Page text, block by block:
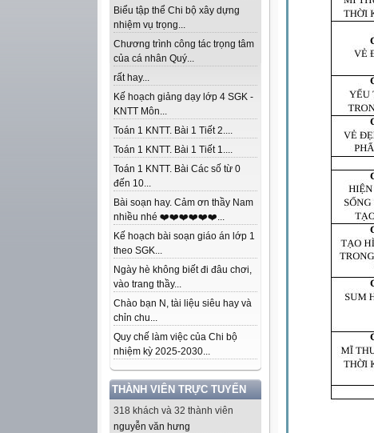
Biểu tập thể Chi bộ xây dựng
nhiệm vụ trọng...
Chương trình công tác trọng tâm
của cá nhân Quý...
rất hay...
Kế hoạch giảng dạy lớp 4 SGK -
KNTT Môn...
Toán 1 KNTT. Bài 1 Tiết 2....
Toán 1 KNTT. Bài 1 Tiết 1....
Toán 1 KNTT. Bài Các số từ 0
đến 10...
Bài soạn hay. Cảm ơn thầy Nam
nhiều nhé ❤️❤️❤️❤️❤️❤️...
Kế hoạch bài soạn giáo án lớp 1
theo SGK...
Ngày hè không biết đi đâu chơi,
vào trang thầy...
Chào bạn N, tài liệu siêu hay và
chỉn chu...
Quy chế làm việc của Chi bộ
nhiệm kỳ 2025-2030...
THÀNH VIÊN TRỰC TUYẾN
318 khách và 32 thành viên
nguyễn văn hưng